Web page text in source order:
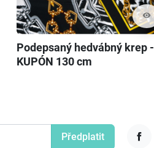
visibility
Podepsaný hedvábný krep -
KUPÓN 130 cm